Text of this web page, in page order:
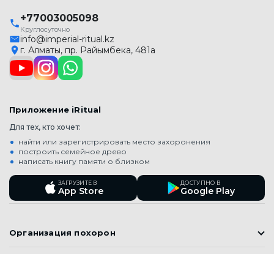
+77003005098
Круглосуточно
info@imperial-ritual.kz
г. Алматы, пр. Райымбека, 481а
Приложение iRitual
Для тех, кто хочет:
найти или зарегистрировать место захоронения
построить семейное древо
написать книгу памяти о близком
ЗАГРУЗИТЕ В
App Store
ДОСТУПНО В
Google Play
Организация похорон